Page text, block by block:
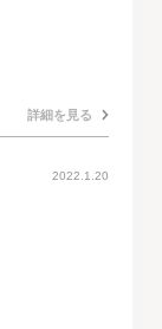
詳細を見る
2022.1.20